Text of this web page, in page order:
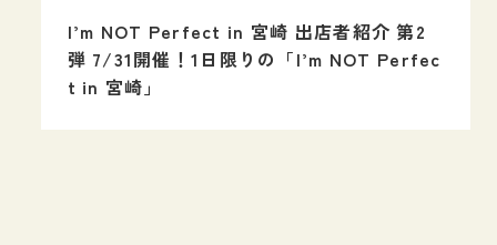
I’m NOT Perfect in 宮崎 出店者紹介 第2
弾 7/31開催！1日限りの「I’m NOT Perfec
t in 宮崎」